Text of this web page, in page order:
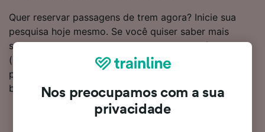
Quer reservar passagens de trem agora? Inicie sua
pesquisa hoje mesmo. Se você quiser saber mais
sobre a viagem, encontre as tabelas de horários
(incluindo hora do primeiro e do último trem),
perguntas frequentes e dicas sobre como reservar
bilhetes pelo menor custo.
Nos preocupamos com a sua
privacidade